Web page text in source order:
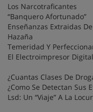
Los Narcotraficantes
“Banquero Afortunado”
Enseñanzas Extraidas
Hazaña
Temeridad Y
El Electroimpresor Digital
¿Cuantas Clases De
¿Como Se Detectan Sus
Lsd: Un “Viaje” A La